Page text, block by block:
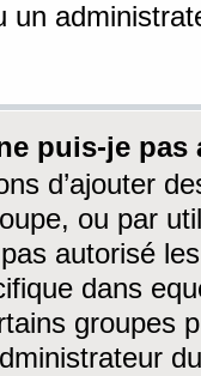
un
puis-je
d’ajouter
ou par
autorisé
dans
groupes